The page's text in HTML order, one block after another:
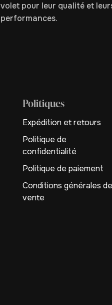
volet pour leur qualité et
performances.
Politiques
Expédition et retours
Politique de
confidentialité
Politique de paiement
Conditions générales de
vente